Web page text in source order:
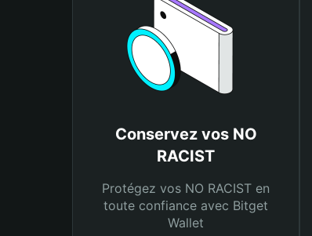
Conservez vos NO
RACIST
Protégez vos NO RACIST en
toute confiance avec Bitget
Wallet